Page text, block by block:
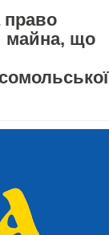
право
майна, що